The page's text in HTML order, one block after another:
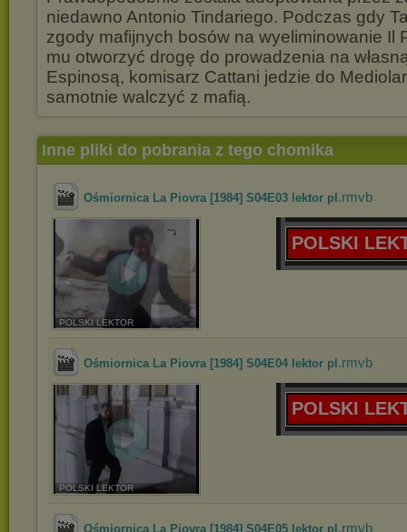
niedawno Antonio Tindariego. Podczas gdy
zgody mafijnych bosów na wyeliminowanie Il
mu otworzyć drogę do prowadzenia na
Espinosą, komisarz Cattani jedzie do
samotnie walczyć z mafią.
Inne pliki do pobrania z tego chomika
Ośmiornica La Piovra [1984] S04E03 lektor pl .rmvb
POLSKI LEKTOR
POLSKI
Ośmiornica La Piovra [1984] S04E04 lektor pl .rmvb
POLSKI LEKTOR
POLSKI
Ośmiornica La Piovra [1984] S04E05 lektor pl .rmvb